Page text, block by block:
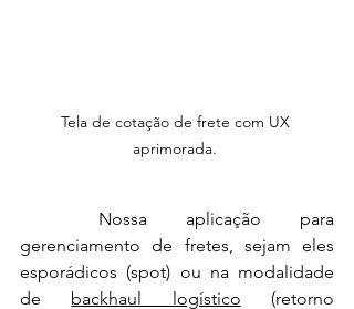
Tela de cotação de frete com UX
aprimorada.
gerenciamento de fretes, sejam eles
esporádicos (spot) ou na modalidade
de backhaul logístico (retorno